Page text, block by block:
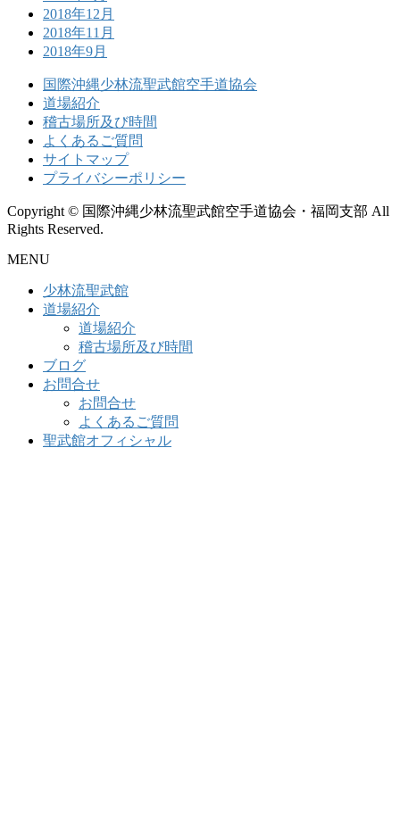
2018年12月
2018年11月
2018年9月
国際沖縄少林流聖武館空手道協会
道場紹介
稽古場所及び時間
よくあるご質問
サイトマップ
プライバシーポリシー
Copyright © 国際沖縄少林流聖武館空手道協会・福岡支部 All
Rights Reserved.
MENU
少林流聖武館
道場紹介
道場紹介
稽古場所及び時間
ブログ
お問合せ
お問合せ
よくあるご質問
聖武館オフィシャル